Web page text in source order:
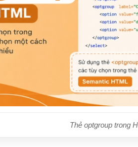
Thẻ optgroup trong